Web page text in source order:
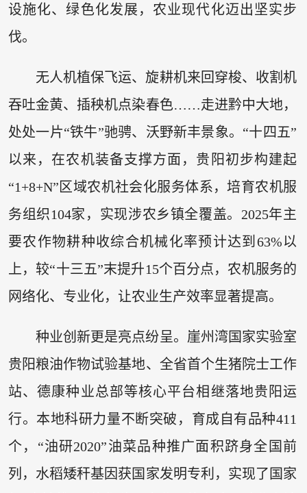
设施化、绿色化发展，农业现代化迈出坚实步
伐。
无人机植保飞运、旋耕机来回穿梭、收割机
吞吐金黄、插秧机点染春色……走进黔中大地，
处处一片“铁牛”驰骋、沃野新丰景象。“十四五”
以来，在农机装备支撑方面，贵阳初步构建起
“1+8+N”区域农机社会化服务体系，培育农机服
务组织104家，实现涉农乡镇全覆盖。2025年主
要农作物耕种收综合机械化率预计达到63%以
上，较“十三五”末提升15个百分点，农机服务的
网络化、专业化，让农业生产效率显著提高。
种业创新更是亮点纷呈。崖州湾国家实验室
贵阳粮油作物试验基地、全省首个生猪院士工作
站、德康种业总部等核心平台相继落地贵阳运
行。本地科研力量不断突破，育成自有品种411
个，“油研2020”油菜品种推广面积跻身全国前
列，水稻矮秆基因获国家发明专利，实现了国家